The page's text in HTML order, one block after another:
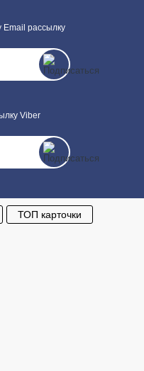
рассылку
Viber
ТОП карточки